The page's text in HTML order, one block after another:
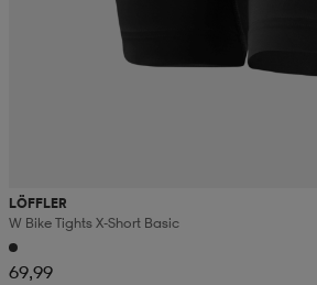
LÖFFLER
W Bike Tights X-Short Basic
69,99